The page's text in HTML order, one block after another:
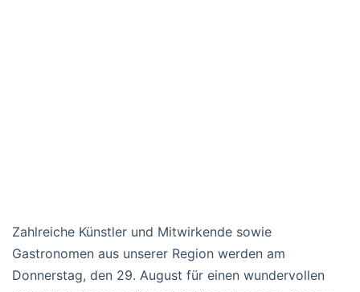
Zahlreiche Künstler und Mitwirkende sowie
Gastronomen aus unserer Region werden am
Donnerstag, den 29. August für einen wundervollen